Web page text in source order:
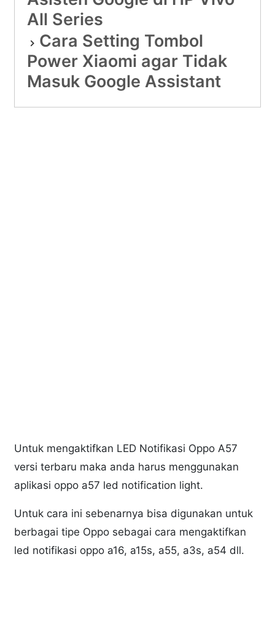
All Series
Cara Setting Tombol
Power Xiaomi agar Tidak
Masuk Google Assistant
Untuk mengaktifkan LED Notifikasi Oppo A57
versi terbaru maka anda harus menggunakan
aplikasi oppo a57 led notification light.
Untuk cara ini sebenarnya bisa digunakan untuk
berbagai tipe Oppo sebagai cara mengaktifkan
led notifikasi oppo a16, a15s, a55, a3s, a54 dll.